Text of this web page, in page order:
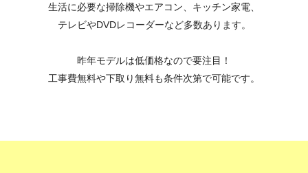
生活に必要な掃除機やエアコン、キッチン家電、
テレビやDVDレコーダーなど多数あります。
昨年モデルは低価格なので要注目！
工事費無料や下取り無料も条件次第で可能です。